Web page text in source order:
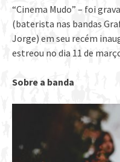
“Cinema Mudo” – foi
(baterista nas bandas
Jorge) em seu recém
estreou no dia 11 de
Sobre a banda